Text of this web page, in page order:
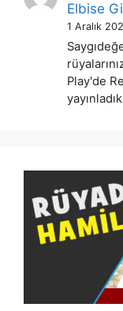
Elbise
1 Aralık
Play'de